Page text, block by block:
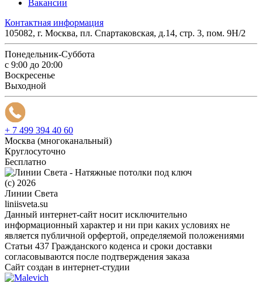
Вакансии
Контактная информация
105082, г. Москва, пл. Спартаковская, д.14, стр. 3, пом. 9Н/2
Понедельник-Суббота
с 9:00 до 20:00
Воскресенье
Выходной
+ 7 499 394 40 60
Москва (многоканальный)
Круглосуточно
Бесплатно
(c) 2026
Линии Света
liniisveta.su
Данный интернет-сайт носит исключительно
информационный характер и ни при каких условиях не
является публичной орфертой, определяемой положениями
Статьи 437 Гражданского коденса и сроки доставки
согласовываются после подтверждения заказа
Сайт создан в интернет-студии